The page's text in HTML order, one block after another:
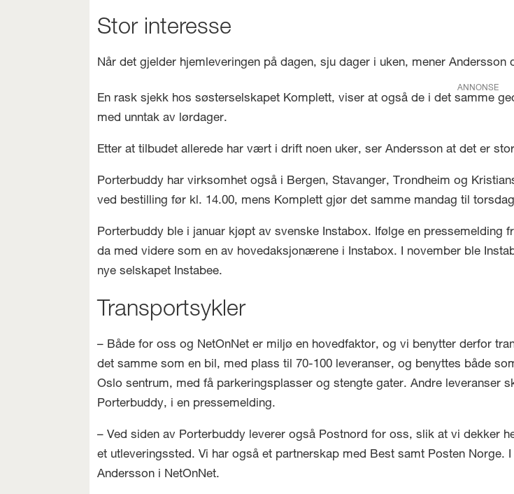
Stor interesse
Når det gjelder hjemleveringen på dagen, sju dager i uken, mener
ANNONSE
En rask sjekk hos søsterselskapet Komplett, viser at også de i det samme
med unntak av lørdager.
Etter at tilbudet allerede har vært i drift noen uker, ser Andersson at det er
Porterbuddy har virksomhet også i Bergen, Stavanger, Trondheim og
ved bestilling før kl. 14.00, mens Komplett gjør det samme mandag til
Porterbuddy ble i januar kjøpt av svenske Instabox. Ifølge en pressemelding
da med videre som en av hovedaksjonærene i Instabox. I november ble
nye selskapet Instabee.
Transportsykler
– Både for oss og NetOnNet er miljø en hovedfaktor, og vi benytter derfor
det samme som en bil, med plass til 70-100 leveranser, og benyttes både
Oslo sentrum, med få parkeringsplasser og stengte gater. Andre leveranser
Porterbuddy, i en pressemelding.
– Ved siden av Porterbuddy leverer også Postnord for oss, slik at vi dekker
et utleveringssted. Vi har også et partnerskap med Best samt Posten Norge.
Andersson i NetOnNet.